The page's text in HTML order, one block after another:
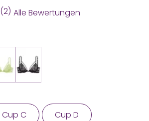
(2) Alle Bewertungen
Cup C Cup D